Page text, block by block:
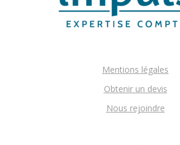
Mentions légales
Obtenir un devis
Nous rejoindre